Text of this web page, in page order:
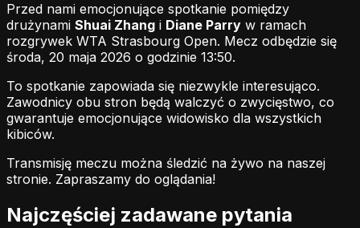
Przed nami emocjonujące spotkanie pomiędzy
drużynami Shuai Zhang i Diane Parry w ramach
rozgrywek WTA Strasbourg Open. Mecz odbędzie się
środa, 20 maja 2026 o godzinie 13:50.
To spotkanie zapowiada się niezwykle interesująco.
Zawodnicy obu stron będą walczyć o zwycięstwo, co
gwarantuje emocjonujące widowisko dla wszystkich
kibiców.
Transmisję meczu można śledzić na żywo na naszej
stronie. Zapraszamy do oglądania!
Najczęściej zadawane pytania